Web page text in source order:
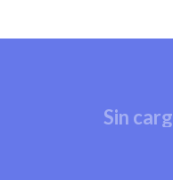
Sin